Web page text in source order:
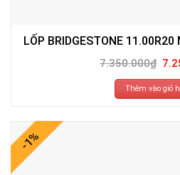
LỐP BRIDGESTONE
7.350.000₫ Giá
gốc
là:
Thêm vào giỏ
-1%